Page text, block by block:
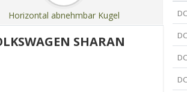
Horizontal abnehmbar Kugel
SHARAN